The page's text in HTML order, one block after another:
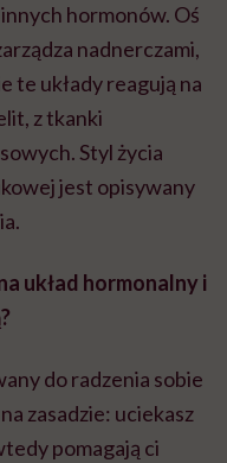
hormonów. Oś
nadnerczami,
te układy reagują na
z tkanki
Styl życia
jest opisywany
układ hormonalny i
do radzenia sobie
zasadzie: uciekasz
pomagają ci